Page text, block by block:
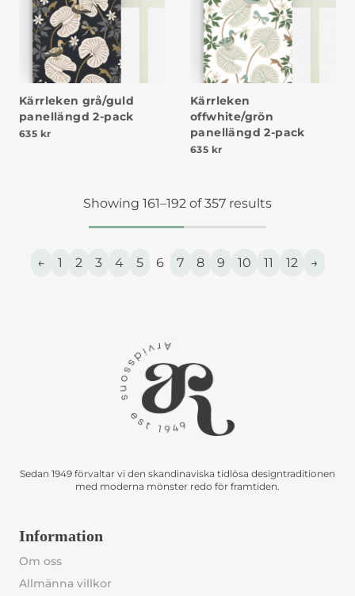
Kärrleken grå/guld
panellängd 2-pack
635 kr
Kärrleken
offwhite/grön
panellängd 2-pack
635 kr
Showing 161–192 of 357 results
← 1 2 3 4 5 6 7 8 9 10 11 12 →
Sedan 1949 förvaltar vi den skandinaviska tidlösa designtraditionen
med moderna mönster redo för framtiden.
Information
Om oss
Allmänna villkor